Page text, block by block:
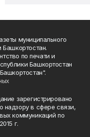
муниципального
Башкортостан.
по печати и
Башкортостан
зарегистрировано
надзору в сфере связи,
коммуникаций по
г.